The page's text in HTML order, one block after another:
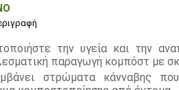
την υγεία και την
παραγωγή κομπόστ με
στρώματα κάνναβης